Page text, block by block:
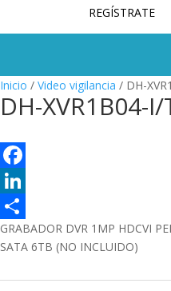
REGÍSTRATE
Inicio / Video vigilancia / DH-
DH-XVR1B04-I/
F
a
c
b
L
i
k
C
m
GRABADOR DVR 1MP HDCVI
SATA 6TB (NO INCLUIDO)